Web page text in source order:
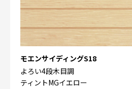
モエンサイディングS18
よろい4段木目調
ティントMGイエロー